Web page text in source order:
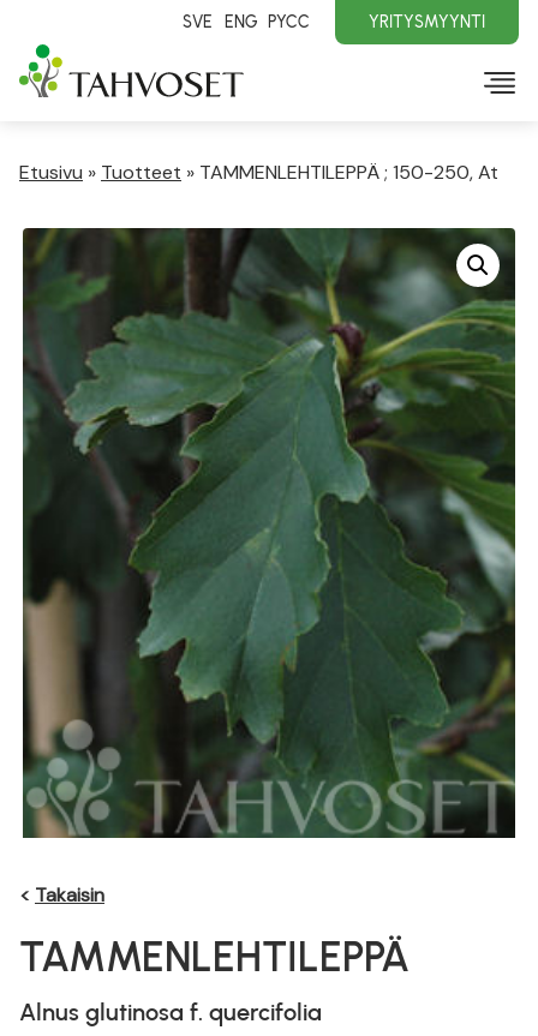
SVE ENG PYCC YRITYSMYYNTI
Etusivu » Tuotteet » TAMMENLEHTILEPPÄ ; 150-250, At
< Takaisin
TAMMENLEHTILEPPÄ
Alnus glutinosa f. quercifolia